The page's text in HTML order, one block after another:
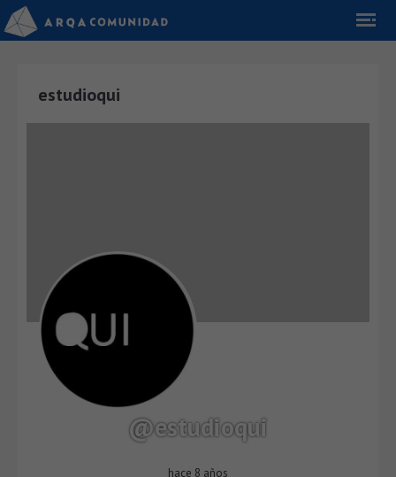
estudioqui
@estudioqui
hace 8 años